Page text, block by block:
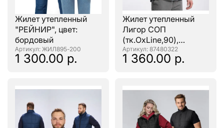
Жилет утепленный
"РЕЙНИР", цвет:
бордовый
: ЖИЛ895-200
1 300.00 р.
Жилет утепленный
Лигор СОП
(тк.OxLine,90),
т.синий/васильковый
: 87480322
1 360.00 р.